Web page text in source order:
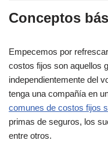
Conceptos
Empecemos por
costos fijos son aquellos
independientemente del
tenga una compañía en
comunes de costos fijos
primas de seguros, los
entre otros.